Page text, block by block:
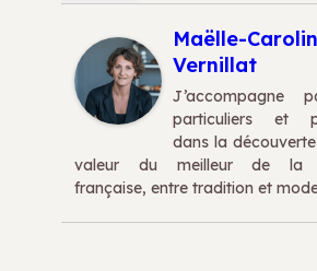
Maëlle-
Vernillat
J’accompagne
particuliers et
dans la
valeur du meilleur de la
française, entre tradition et